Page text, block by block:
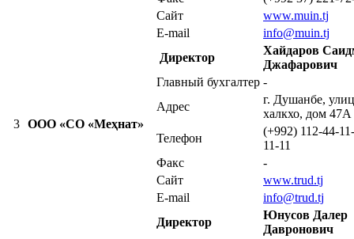
Сайт
www.muin.tj
E-mail
info@muin.tj
3 ООО «СО «Меҳнат»
Директор
Хайдаров
Джафарович
Главный бухгалтер -
Адрес
г. Душанбе,
халкхо, дом 47А
Телефон
(+992) 112-44-
11-11
Факс
-
Сайт
www.trud.tj
E-mail
info@trud.tj
Директор
Юнусов Далер
Давронович